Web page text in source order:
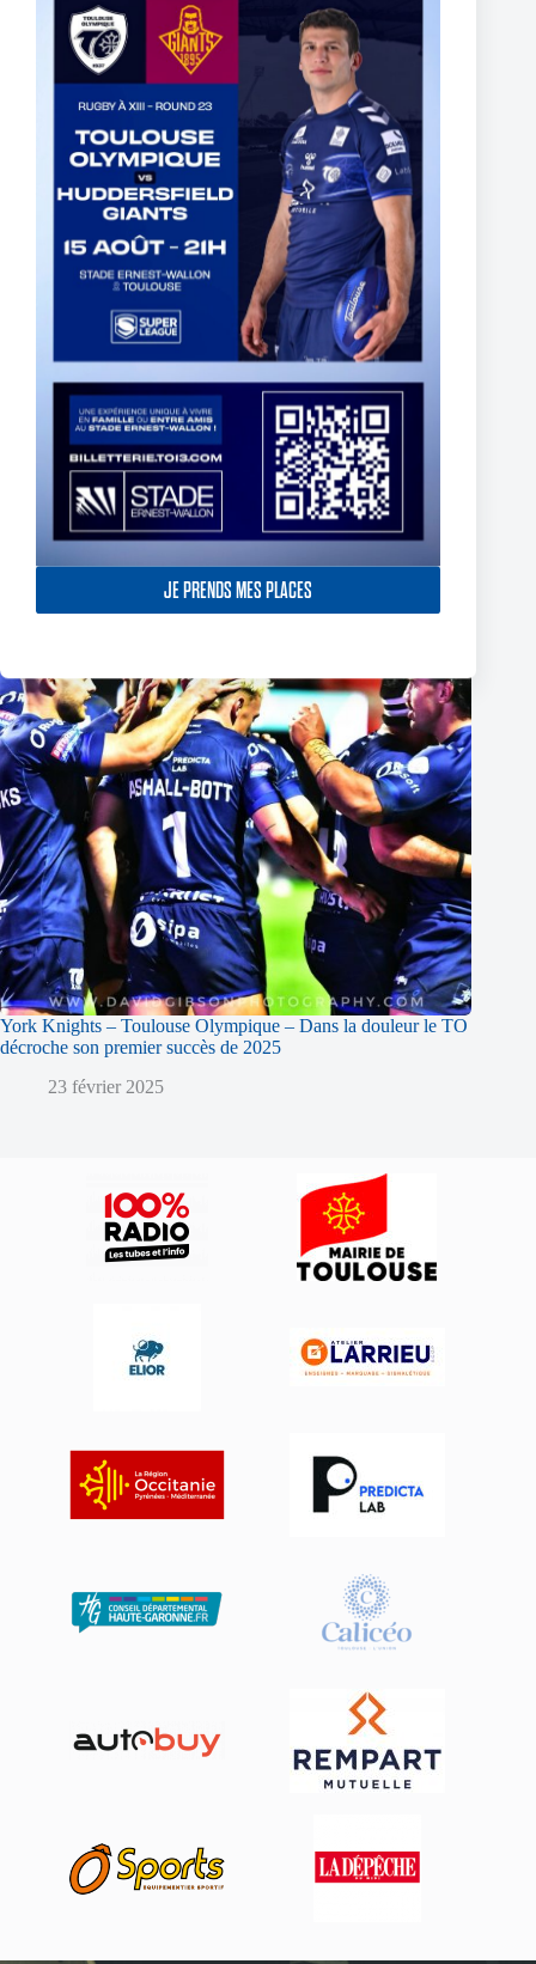
JE PRENDS MES PLACES
Thomas Lacans s’engage avec le Toulouse Olympique
5 mars 2025
York Knights – Toulouse Olympique – Dans la douleur le TO
décroche son premier succès de 2025
23 février 2025